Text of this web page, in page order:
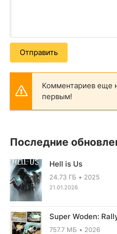
Отправить
Комментариев еще
первым!
Последние
Hell is Us
24.73 ГБ 2025
21.01.2026
Super Woden:
757.7 МБ 2026